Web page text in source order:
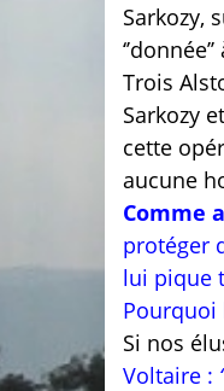
Sarkozy,
Trois
Sarkozy
cette
aucune
Comme
protéger
lui pique
Pourquoi
Si nos
Voltaire :